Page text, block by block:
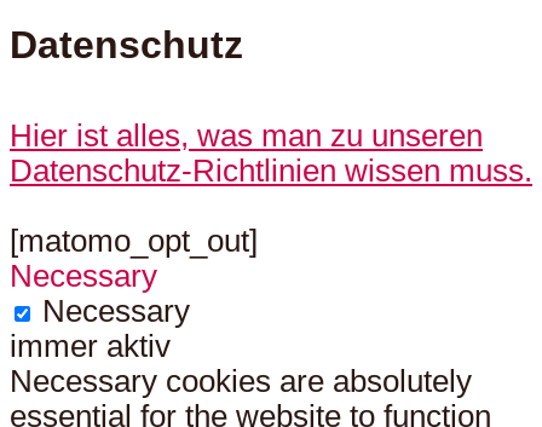
Datenschutz
Hier ist alles, was man zu unseren
Datenschutz-Richtlinien wissen muss.
[matomo_opt_out]
Necessary
Necessary
immer aktiv
Necessary cookies are absolutely
essential for the website to function